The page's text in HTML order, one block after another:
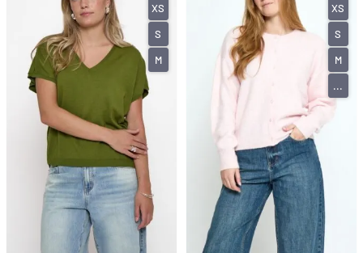
XS
S
M
XS
S
M
...